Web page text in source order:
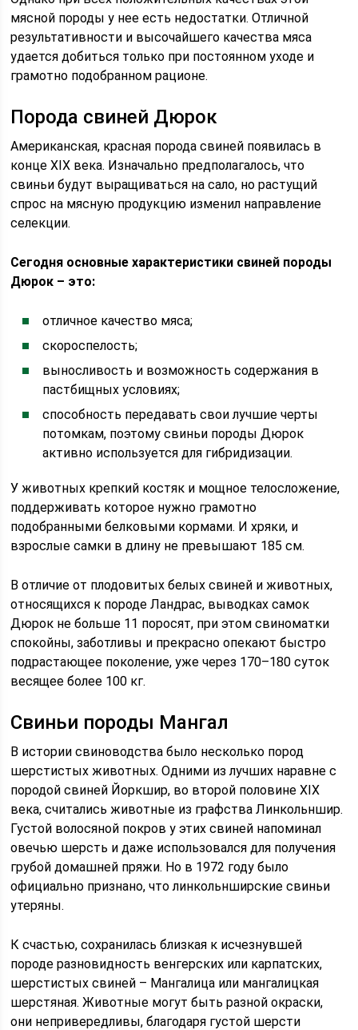
мясной породы у нее есть недостатки. Отличной
результативности и высочайшего качества мяса
удается добиться только при постоянном уходе и
грамотно подобранном рационе.
Порода свиней Дюрок
Американская, красная порода свиней появилась в
конце XIX века. Изначально предполагалось, что
свиньи будут выращиваться на сало, но растущий
спрос на мясную продукцию изменил направление
селекции.
Сегодня основные характеристики свиней породы
Дюрок – это:
отличное качество мяса;
скороспелость;
выносливость и возможность содержания в
пастбищных условиях;
способность передавать свои лучшие черты
потомкам, поэтому свиньи породы Дюрок
активно используется для гибридизации.
У животных крепкий костяк и мощное телосложение,
поддерживать которое нужно грамотно
подобранными белковыми кормами. И хряки, и
взрослые самки в длину не превышают 185 см.
В отличие от плодовитых белых свиней и животных,
относящихся к породе Ландрас, выводках самок
Дюрок не больше 11 поросят, при этом свиноматки
спокойны, заботливы и прекрасно опекают быстро
подрастающее поколение, уже через 170–180 суток
весящее более 100 кг.
Свиньи породы Мангал
В истории свиноводства было несколько пород
шерстистых животных. Одними из лучших наравне с
породой свиней Йоркшир, во второй половине XIX
века, считались животные из графства Линкольншир.
Густой волосяной покров у этих свиней напоминал
овечью шерсть и даже использовался для получения
грубой домашней пряжи. Но в 1972 году было
официально признано, что линкольнширские свиньи
утеряны.
К счастью, сохранилась близкая к исчезнувшей
породе разновидность венгерских или карпатских,
шерстистых свиней – Мангалица или мангалицкая
шерстяная. Животные могут быть разной окраски,
они непривередливы, благодаря густой шерсти